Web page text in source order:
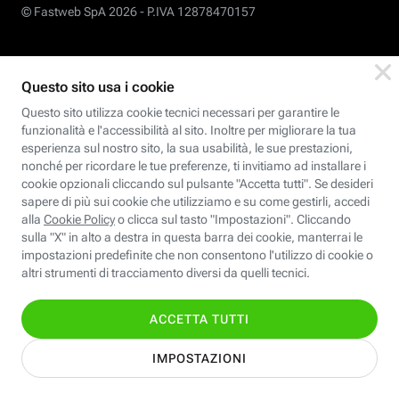
© Fastweb SpA 2026 - P.IVA 12878470157